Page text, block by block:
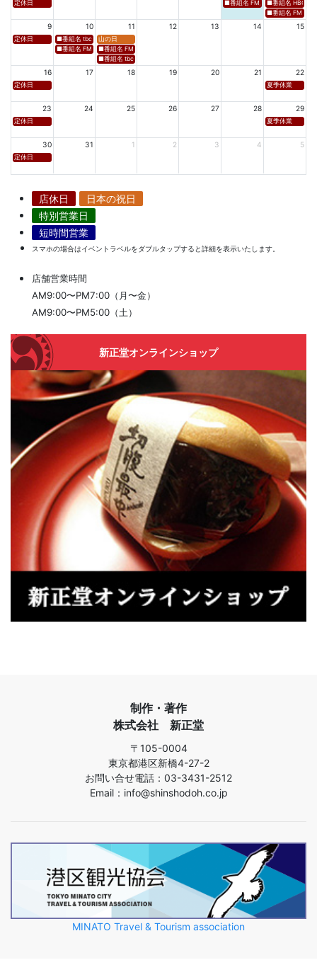
定休日 ■番組名 FM新潟「SOUND
■番組名 HBC北
■番組名 FM 福
9 10 11 12 13 14 15
定休日 ■番組名 tbcラジオ「en∞Voyage(エン・ボヤージュ)」 ■放送日時 https://www.tbc-
山の日
■番組名 FM秋田「mix」 ■放送日時 https://www.fm-akita.co.jp/program/ ※黒沢 薫、安岡
■番組名 FM山形「WAVE4yamagata EXCEED」 ■放送日時 https://
■番組名 tbc東北放送「ウォッチン！みやぎ」 ■放送日時 https://www.tbc-
16 17 18 19 20 21 22
定休日 夏季休業
23 24 25 26 27 28 29
定休日 夏季休業
30 31 1 2 3 4 5
定休日
店休日
日本の祝日
特別営業日
短時間営業
スマホの場合はイベントラベルをダブルタップすると詳細を表示いたします。
店舗営業時間
AM9:00〜PM7:00（月〜金）
AM9:00〜PM5:00（土）
新正堂オンラインショップ
制作・著作
株式会社 新正堂
〒105-0004
東京都港区新橋4-27-2
お問い合せ電話：03-3431-2512
Email：info@shinshodoh.co.jp
MINATO Travel & Tourism association